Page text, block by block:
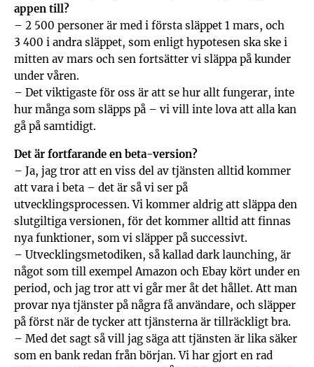
appen till?
– 2 500 personer är med i första släppet 1 mars, och
3 400 i andra släppet, som enligt hypotesen ska ske i
mitten av mars och sen fortsätter vi släppa på kunder
under våren.
– Det viktigaste för oss är att se hur allt fungerar, inte
hur många som släpps på – vi vill inte lova att alla kan
gå på samtidigt.
Det är fortfarande en beta-version?
– Ja, jag tror att en viss del av tjänsten alltid kommer
att vara i beta – det är så vi ser på
utvecklingsprocessen. Vi kommer aldrig att släppa den
slutgiltiga versionen, för det kommer alltid att finnas
nya funktioner, som vi släpper på successivt.
– Utvecklingsmetodiken, så kallad dark launching, är
något som till exempel Amazon och Ebay kört under en
period, och jag tror att vi går mer åt det hållet. Att man
provar nya tjänster på några få användare, och släpper
på först när de tycker att tjänsterna är tillräckligt bra.
– Med det sagt så vill jag säga att tjänsten är lika säker
som en bank redan från början. Vi har gjort en rad